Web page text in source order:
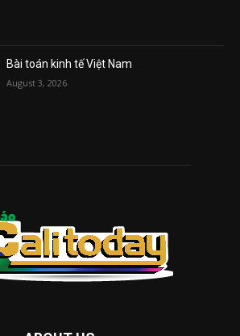
Bài toán kinh tế Việt Nam
August 3, 2026